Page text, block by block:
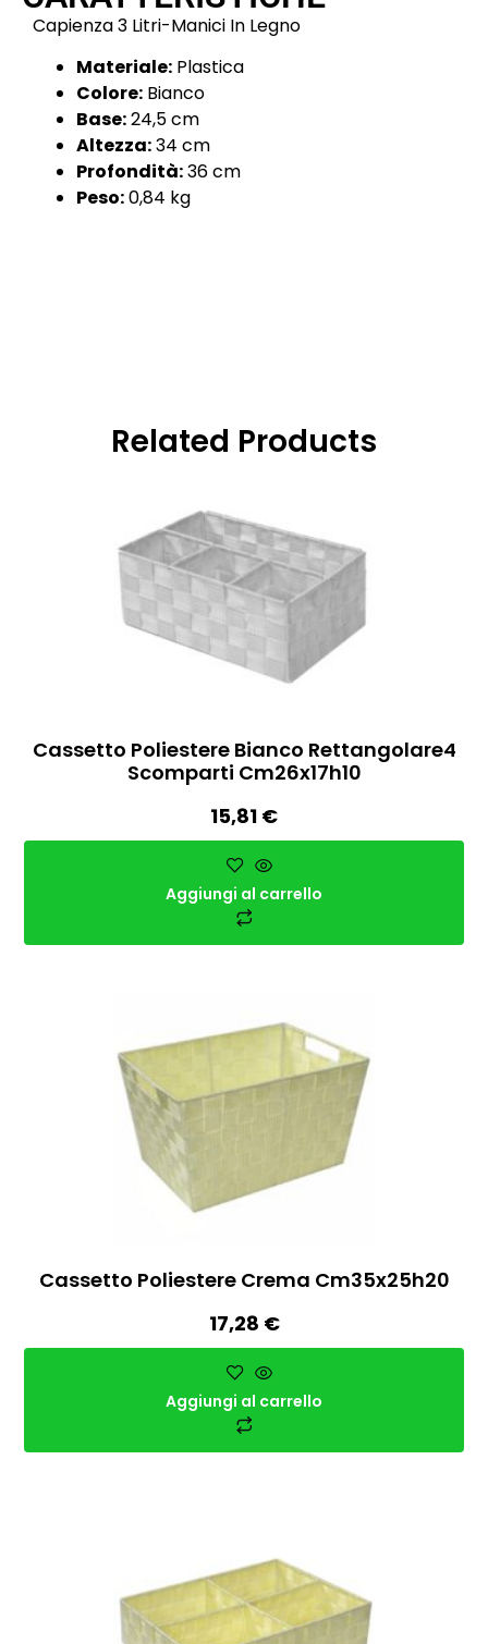
Capienza 3 Litri-Manici In Legno
Materiale: Plastica
Colore: Bianco
Base:24,5 cm
Altezza:34 cm
Profondità:36 cm
Peso:0,84 kg
Related Products
Cassetto Poliestere Bianco Rettangolare4
Scomparti Cm26x17h10
15,81 €
Aggiungi al carrello
Cassetto Poliestere Crema Cm35x25h20
17,28 €
Aggiungi al carrello